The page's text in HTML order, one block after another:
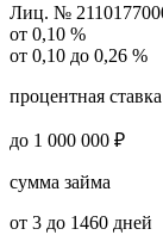
Лиц. №
от 0,10 %
от 0,10 до 0,26 %
процентная ставка
до 1 000 000 ₽
сумма займа
от 3 до 1460 дней